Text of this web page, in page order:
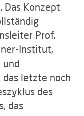
Das Konzept
Prof.
Institut,
das letzte noch
des
das